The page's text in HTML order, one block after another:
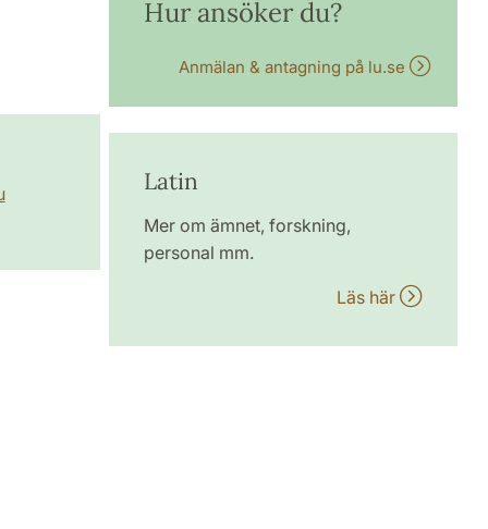
Hur ansöker du?
Anmälan & antagning på lu.se
Latin
Mer om ämnet, forskning,
personal mm.
Läs här